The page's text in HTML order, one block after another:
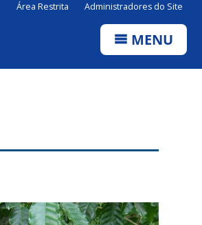
Área Restrita Administradores do Site
MENU